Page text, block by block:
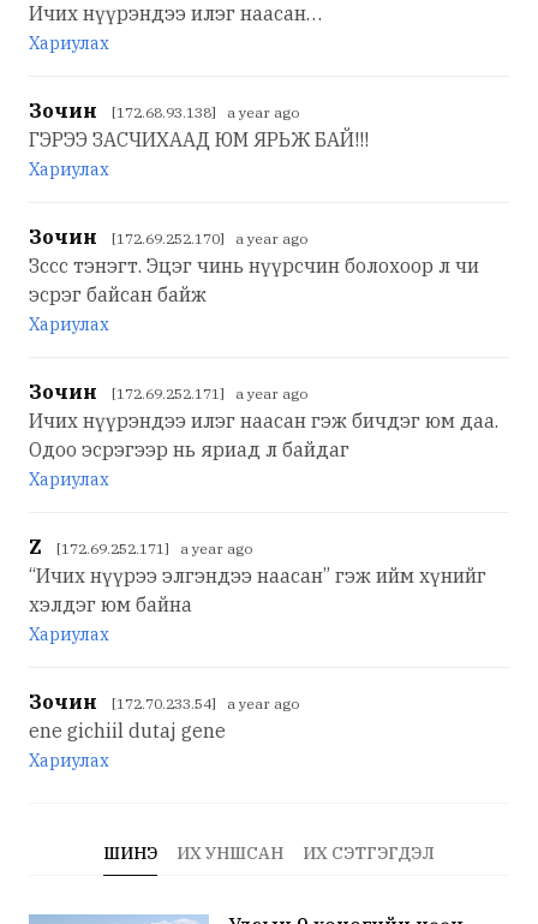
Ичих нүүрэндээ илэг наасан…
Хариулах
Зочин [172.68.93.138] a year ago
ГЭРЭЭ ЗАСЧИХААД ЮМ ЯРЬЖ БАЙ!!!
Хариулах
Зочин [172.69.252.170] a year ago
Зссс тэнэгт. Эцэг чинь нүүрсчин болохоор л чи
эсрэг байсан байж
Хариулах
Зочин [172.69.252.171] a year ago
Ичих нүүрэндээ илэг наасан гэж бичдэг юм даа.
Одоо эсрэгээр нь яриад л байдаг
Хариулах
Z [172.69.252.171] a year ago
“Ичих нүүрээ элгэндээ наасан” гэж ийм хүнийг
хэлдэг юм байна
Хариулах
Зочин [172.70.233.54] a year ago
ene gichiil dutaj gene
Хариулах
ШИНЭ ИХ УНШСАН ИХ СЭТГЭГДЭЛ